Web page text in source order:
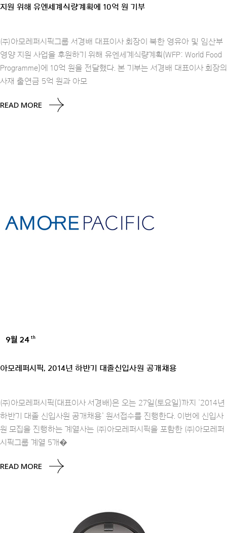
지원 위해 유엔세계식량계획에 10억 원 기부
㈜아모레퍼시픽그룹 서경배 대표이사 회장이 북한 영유아 및 임산부
영양 지원 사업을 후원하기 위해 유엔세계식량계획(WFP: World Food
Programme)에 10억 원을 전달했다. 본 기부는 서경배 대표이사 회장의
사재 출연금 5억 원과 아모
READ MORE
9월 24 th
아모레퍼시픽, 2014년 하반기 대졸신입사원 공개채용
㈜아모레퍼시픽(대표이사 서경배)은 오는 27일(토요일)까지 ‘2014년
하반기 대졸 신입사원 공개채용’ 원서접수를 진행한다. 이번에 신입사
원 모집을 진행하는 계열사는 ㈜아모레퍼시픽을 포함한 ㈜아모레퍼
시픽그룹 계열 5개�
READ MORE